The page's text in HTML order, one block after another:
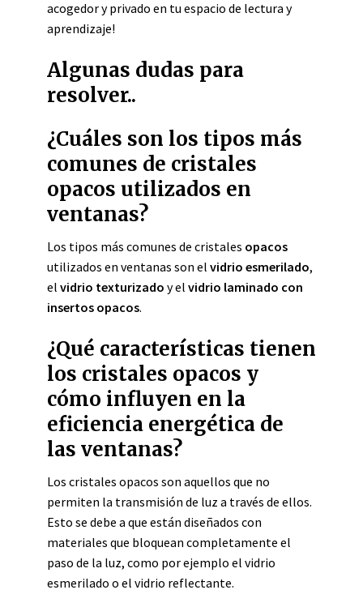
acogedor y privado en tu espacio de lectura y
aprendizaje!
Algunas dudas para
resolver..
¿Cuáles son los tipos más
comunes de cristales
opacos utilizados en
ventanas?
Los tipos más comunes de cristales opacos
utilizados en ventanas son el vidrio esmerilado,
el vidrio texturizado y el vidrio laminado con
insertos opacos.
¿Qué características tienen
los cristales opacos y
cómo influyen en la
eficiencia energética de
las ventanas?
Los cristales opacos son aquellos que no
permiten la transmisión de luz a través de ellos.
Esto se debe a que están diseñados con
materiales que bloquean completamente el
paso de la luz, como por ejemplo el vidrio
esmerilado o el vidrio reflectante.